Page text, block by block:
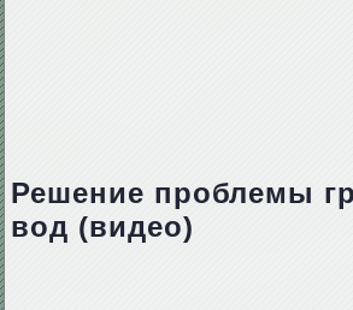
Решение проблемы
вод (видео)